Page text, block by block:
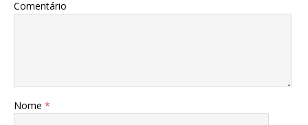
Comentário
Nome *